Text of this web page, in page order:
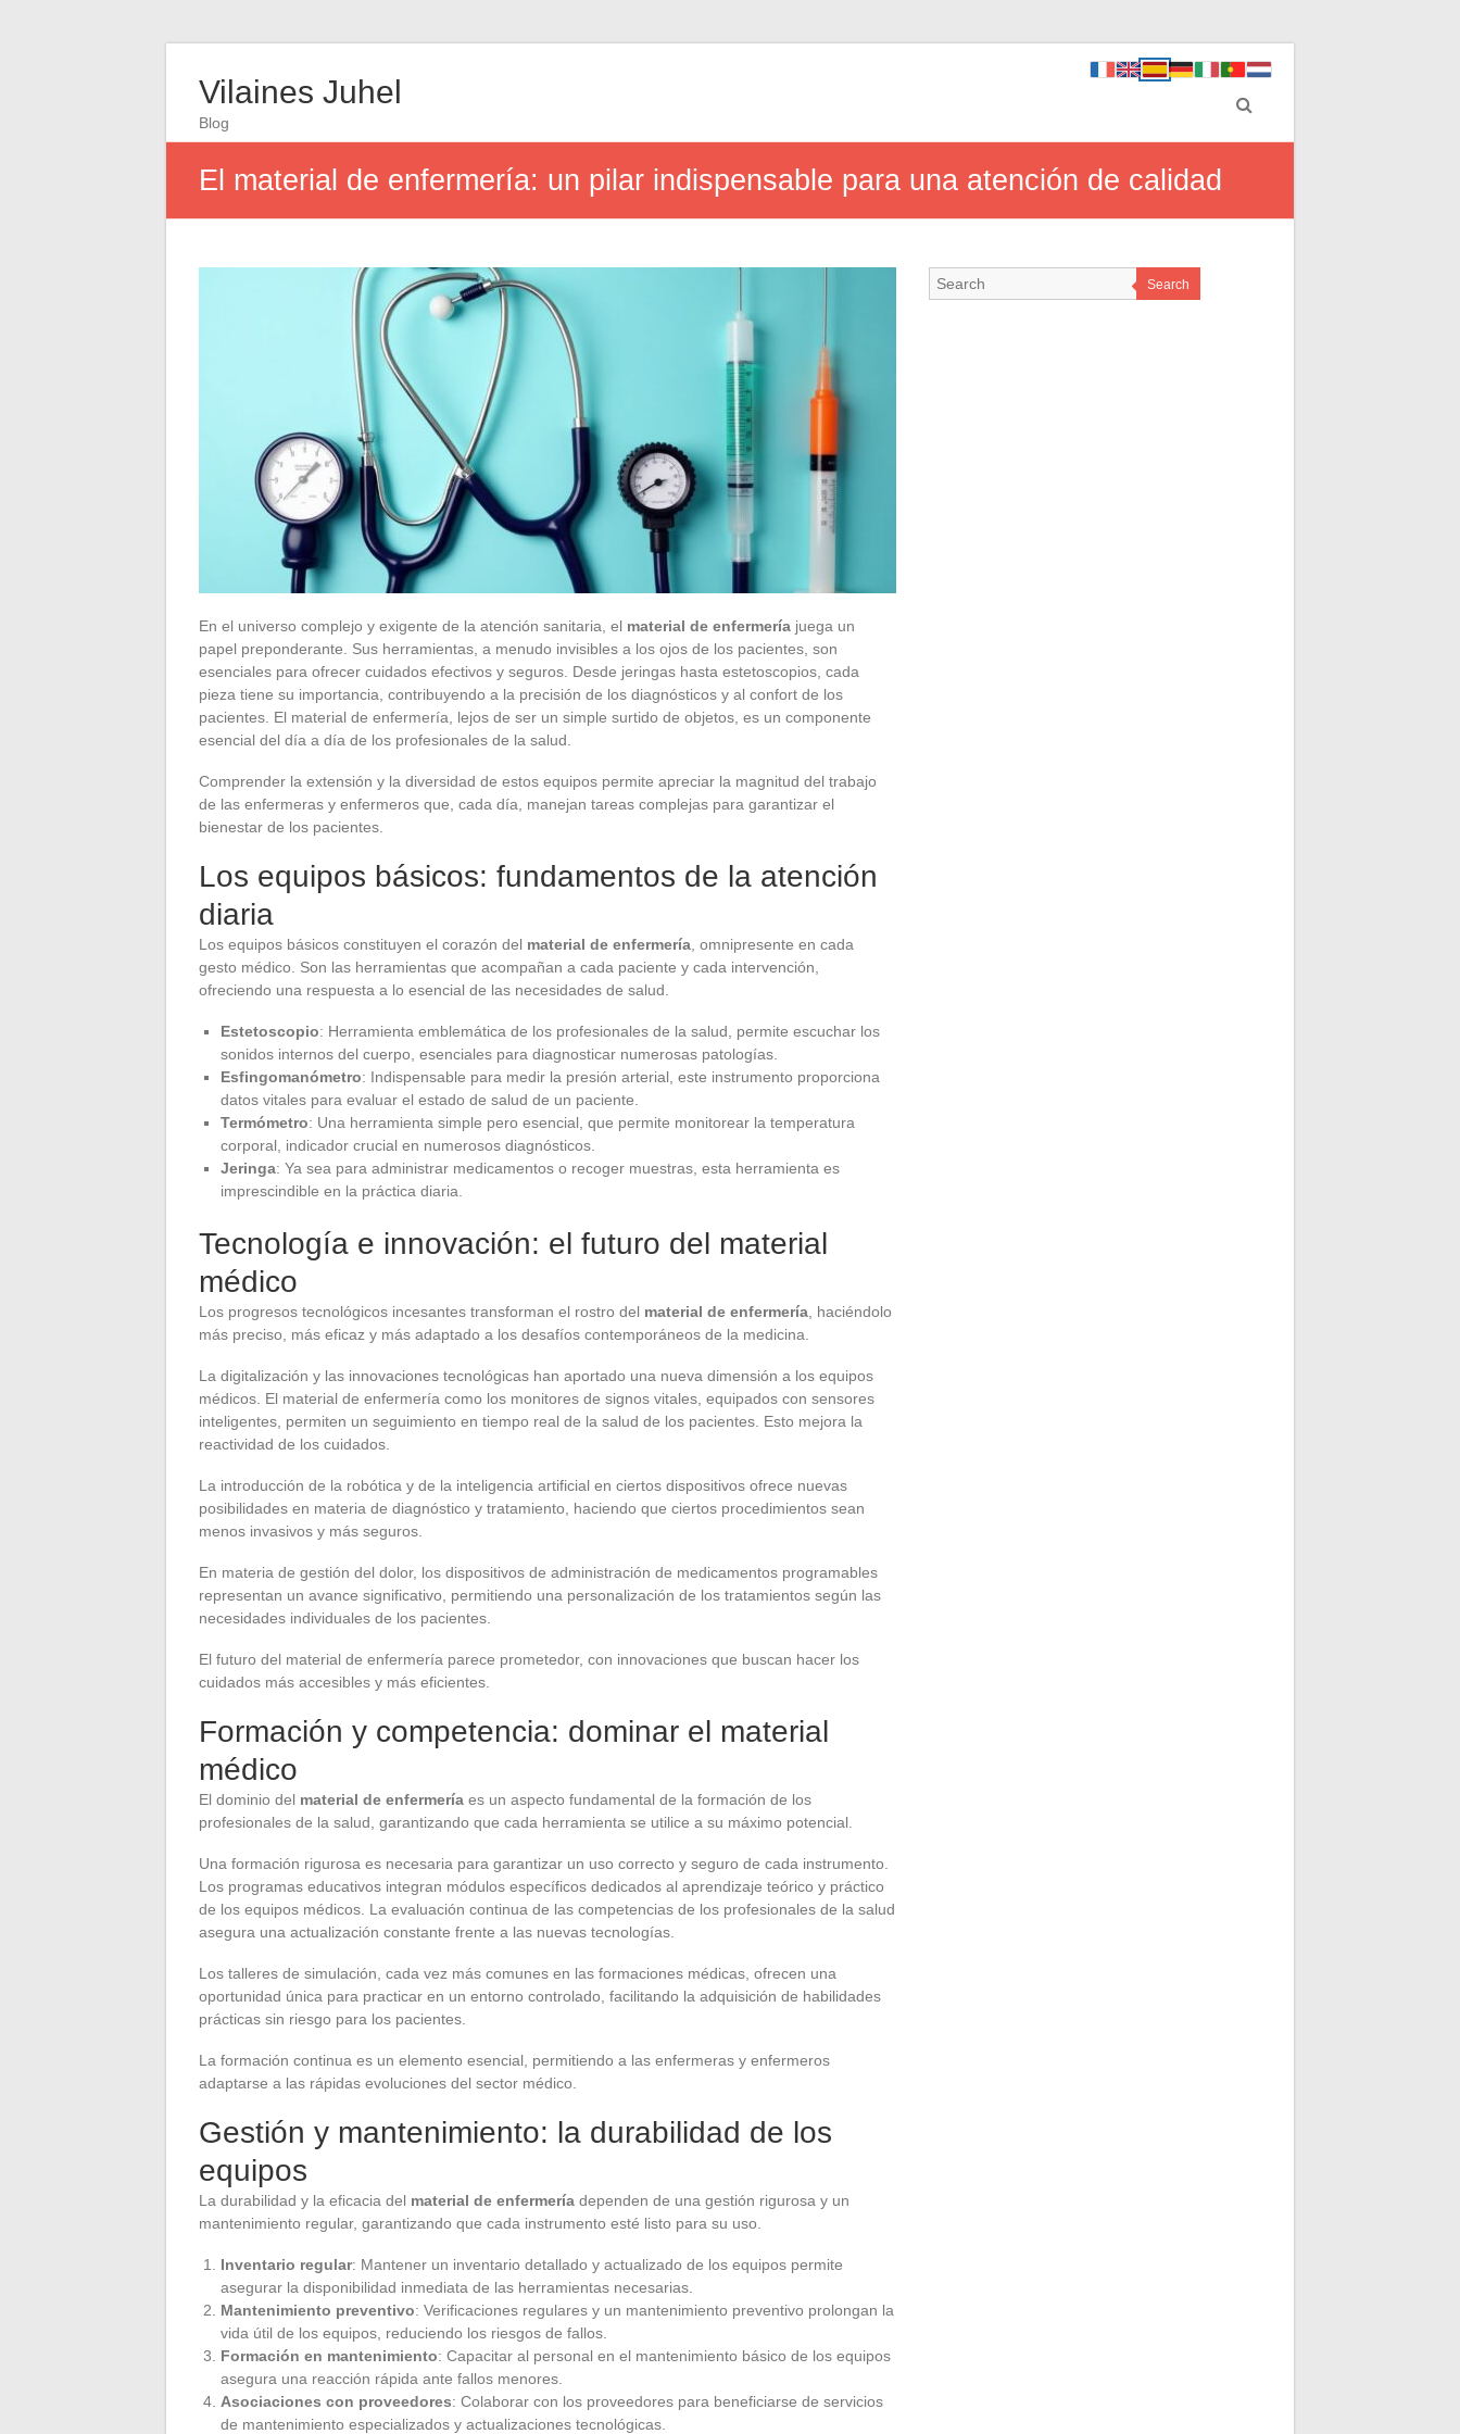
Vilaines Juhel
Blog
El material de enfermería: un pilar indispensable para una atención de calidad
En el universo complejo y exigente de la atención sanitaria, el material de enfermería juega un
papel preponderante. Sus herramientas, a menudo invisibles a los ojos de los pacientes, son
esenciales para ofrecer cuidados efectivos y seguros. Desde jeringas hasta estetoscopios, cada
pieza tiene su importancia, contribuyendo a la precisión de los diagnósticos y al confort de los
pacientes. El material de enfermería, lejos de ser un simple surtido de objetos, es un componente
esencial del día a día de los profesionales de la salud.
Comprender la extensión y la diversidad de estos equipos permite apreciar la magnitud del trabajo
de las enfermeras y enfermeros que, cada día, manejan tareas complejas para garantizar el
bienestar de los pacientes.
Los equipos básicos: fundamentos de la atención
diaria
Los equipos básicos constituyen el corazón del material de enfermería , omnipresente en cada
gesto médico. Son las herramientas que acompañan a cada paciente y cada intervención,
ofreciendo una respuesta a lo esencial de las necesidades de salud.
Estetoscopio: Herramienta emblemática de los profesionales de la salud, permite escuchar los
sonidos internos del cuerpo, esenciales para diagnosticar numerosas patologías.
Esfingomanómetro: Indispensable para medir la presión arterial, este instrumento proporciona
datos vitales para evaluar el estado de salud de un paciente.
Termómetro: Una herramienta simple pero esencial, que permite monitorear la temperatura
corporal, indicador crucial en numerosos diagnósticos.
Jeringa: Ya sea para administrar medicamentos o recoger muestras, esta herramienta es
imprescindible en la práctica diaria.
Tecnología e innovación: el futuro del material
médico
Los progresos tecnológicos incesantes transforman el rostro del material de enfermería , haciéndolo
más preciso, más eficaz y más adaptado a los desafíos contemporáneos de la medicina.
La digitalización y las innovaciones tecnológicas han aportado una nueva dimensión a los equipos
médicos. El material de enfermería como los monitores de signos vitales, equipados con sensores
inteligentes, permiten un seguimiento en tiempo real de la salud de los pacientes. Esto mejora la
reactividad de los cuidados.
La introducción de la robótica y de la inteligencia artificial en ciertos dispositivos ofrece nuevas
posibilidades en materia de diagnóstico y tratamiento, haciendo que ciertos procedimientos sean
menos invasivos y más seguros.
En materia de gestión del dolor, los dispositivos de administración de medicamentos programables
representan un avance significativo, permitiendo una personalización de los tratamientos según las
necesidades individuales de los pacientes.
El futuro del material de enfermería parece prometedor, con innovaciones que buscan hacer los
cuidados más accesibles y más eficientes.
Formación y competencia: dominar el material
médico
El dominio del material de enfermería es un aspecto fundamental de la formación de los
profesionales de la salud, garantizando que cada herramienta se utilice a su máximo potencial.
Una formación rigurosa es necesaria para garantizar un uso correcto y seguro de cada instrumento.
Los programas educativos integran módulos específicos dedicados al aprendizaje teórico y práctico
de los equipos médicos. La evaluación continua de las competencias de los profesionales de la salud
asegura una actualización constante frente a las nuevas tecnologías.
Los talleres de simulación, cada vez más comunes en las formaciones médicas, ofrecen una
oportunidad única para practicar en un entorno controlado, facilitando la adquisición de habilidades
prácticas sin riesgo para los pacientes.
La formación continua es un elemento esencial, permitiendo a las enfermeras y enfermeros
adaptarse a las rápidas evoluciones del sector médico.
Gestión y mantenimiento: la durabilidad de los
equipos
La durabilidad y la eficacia del material de enfermería dependen de una gestión rigurosa y un
mantenimiento regular, garantizando que cada instrumento esté listo para su uso.
Inventario regular: Mantener un inventario detallado y actualizado de los equipos permite
asegurar la disponibilidad inmediata de las herramientas necesarias.
Mantenimiento preventivo: Verificaciones regulares y un mantenimiento preventivo prolongan la
vida útil de los equipos, reduciendo los riesgos de fallos.
Formación en mantenimiento: Capacitar al personal en el mantenimiento básico de los equipos
asegura una reacción rápida ante fallos menores.
Asociaciones con proveedores: Colaborar con los proveedores para beneficiarse de servicios
de mantenimiento especializados y actualizaciones tecnológicas.
Search